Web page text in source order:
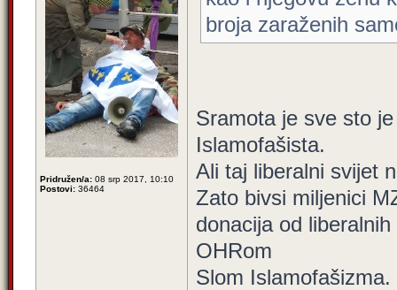
Pridružen/a: 08 srp 2017, 10:10
Postovi: 36464
broja zaraženih
Sramota je sve sto
Islamofašista.
Ali taj liberalni svijet
Zato bivsi miljenici
donacija od
OHRom
Slom Islamofašizma.